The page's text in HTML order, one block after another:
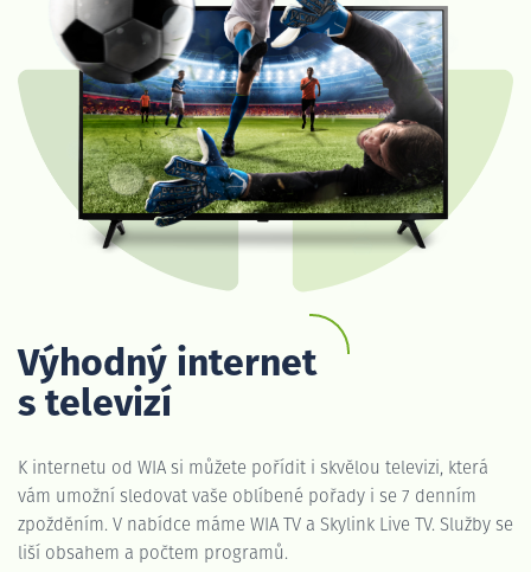
Výhodný internet
s televizí
K internetu od WIA si můžete pořídit i skvělou televizi, která
vám umožní sledovat vaše oblíbené pořady i se 7 denním
zpožděním. V nabídce máme WIA TV a Skylink Live TV. Služby se
liší obsahem a počtem programů.